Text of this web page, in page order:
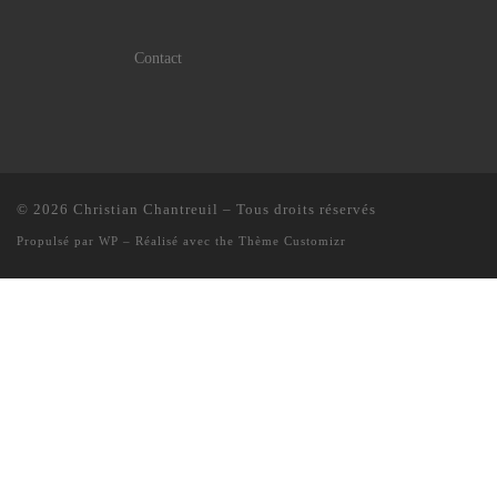
Contact
© 2026 Christian Chantreuil – Tous droits réservés
Propulsé par WP – Réalisé avec the Thème Customizr